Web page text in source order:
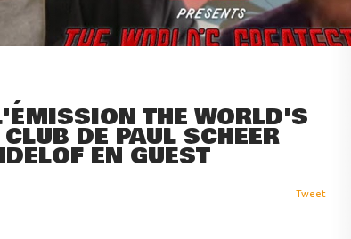
THE WORLD'S
DE PAUL SCHEER
EN GUEST
Tweet